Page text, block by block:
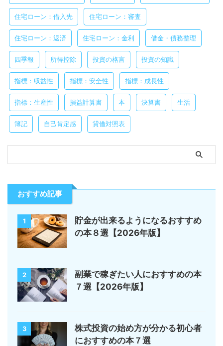
住宅ローン：借入先 住宅ローン：審査
住宅ローン：返済 住宅ローン：金利 借金・債務整理
四季報 所得控除 投資の格言 投資の知識
指標：収益性 指標：安全性 指標：成長性
指標：生産性 損益計算書 本 決算書 生活
簿記 自己肯定感 貸借対照表
おすすめ記事
1
貯金が出来るようになるおすすめ
の本８選【2026年版】
2
副業で稼ぎたい人におすすめの本
７選【2026年版】
3
株式投資の始め方が分かる初心者
におすすめの本７選